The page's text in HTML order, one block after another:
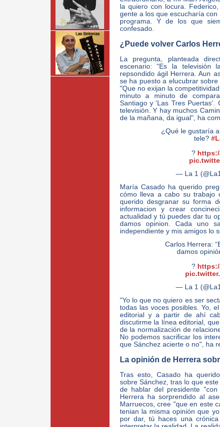
la quiero con locura.
gente a los que escucharía
programa. Y de los que
confesado.
¿Puede volver Carlos
La pregunta, planteada
escenario: "Es la televisión
repsondido ágil Herrera. Aun
se ha puesto a elucubrar
"Que no exijan la
minuto a minuto de
Santiago y 'Las Tres Puertas'.
televisión. Y hay muchos
de la mañana, da igual", ha
¿Qué le gustaría
tele?
?
— La 1
María Casado ha querido
cómo lleva a cabo su trabajo
querido desgranar su forma
informacion y crear
actualidad y tú puedes dar tu
damos opinion. Cada uno
independiente y mis amigos lo
Carlos Herrera:
damos
?
— La 1
"Yo lo que no quiero es ser
todas las voces posibles. Yo,
editorial y a partir de ahí
discutirme la línea editorial,
de la normalización de
No podemos sacrificar los
que Sánchez acierte o no", ha
La opinión de Herrera
Tras esto, Casado ha
sobre Sánchez, tras lo que
de hablar del presidente
Herrera ha sorprendido al
Marruecos, cree "que en este
tenian la misma opinión que
por dar, tú haces una